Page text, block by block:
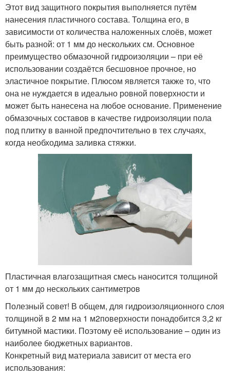
Этот вид защитного покрытия выполняется путём
нанесения пластичного состава. Толщина его, в
зависимости от количества наложенных слоёв, может
быть разной: от 1 мм до нескольких см. Основное
преимущество обмазочной гидроизоляции – при её
использовании создаётся бесшовное прочное, но
эластичное покрытие. Плюсом является также то, что
она не нуждается в идеально ровной поверхности и
может быть нанесена на любое основание. Применение
обмазочных составов в качестве гидроизоляции пола
под плитку в ванной предпочтительно в тех случаях,
когда необходима заливка стяжки.
Пластичная влагозащитная смесь наносится толщиной
от 1 мм до нескольких сантиметров
Полезный совет! В общем, для гидроизоляционного слоя
толщиной в 2 мм на 1 м2поверхности понадобится 3,2 кг
битумной мастики. Поэтому её использование – один из
наиболее бюджетных вариантов.
Конкретный вид материала зависит от места его
использования: